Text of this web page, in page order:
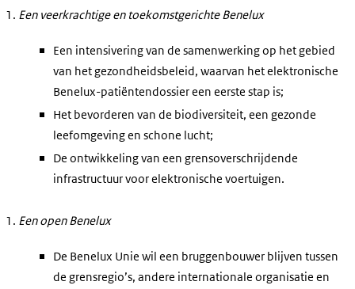
Een veerkrachtige en toekomstgerichte Benelux
Een intensivering van de samenwerking op het gebied
van het gezondheidsbeleid, waarvan het elektronische
Benelux-patiëntendossier een eerste stap is;
Het bevorderen van de biodiversiteit, een gezonde
leefomgeving en schone lucht;
De ontwikkeling van een grensoverschrijdende
infrastructuur voor elektronische voertuigen.
Een open Benelux
De Benelux Unie wil een bruggenbouwer blijven tussen
de grensregio’s, andere internationale organisatie en